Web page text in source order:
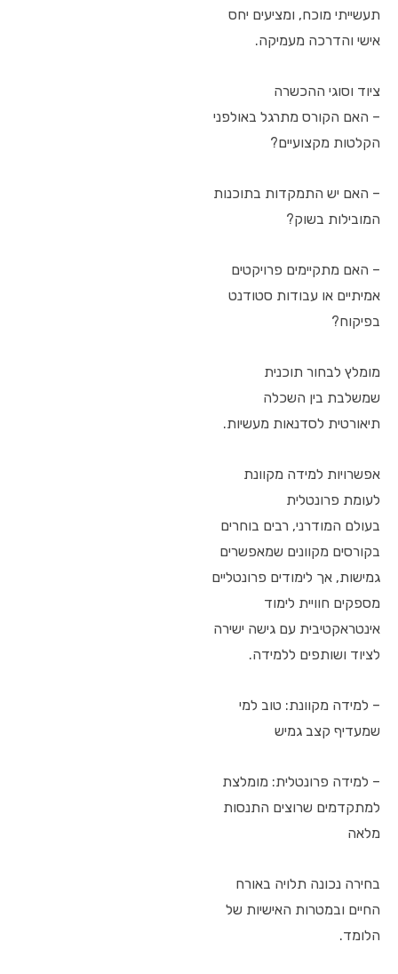
תעשייתי מוכח, ומציעים יחס
אישי והדרכה מעמיקה.
ציוד וסוגי ההכשרה
– האם הקורס מתרגל באולפני
הקלטות מקצועיים?
– האם יש התמקדות בתוכנות
המובילות בשוק?
– האם מתקיימים פרויקטים
אמיתיים או עבודות סטודנט
בפיקוח?
מומלץ לבחור תוכנית
שמשלבת בין השכלה
תיאורטית לסדנאות מעשיות.
אפשרויות למידה מקוונת
לעומת פרונטלית
בעולם המודרני, רבים בוחרים
בקורסים מקוונים שמאפשרים
גמישות, אך לימודים פרונטליים
מספקים חוויית לימוד
אינטראקטיבית עם גישה ישירה
לציוד ושותפים ללמידה.
– למידה מקוונת: טוב למי
שמעדיף קצב גמיש
– למידה פרונטלית: מומלצת
למתקדמים שרוצים התנסות
מלאה
בחירה נכונה תלויה באורח
החיים ובמטרות האישיות של
הלומד.